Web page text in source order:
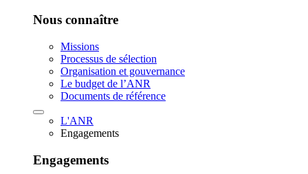
Nous connaître
Missions
Processus de sélection
Organisation et gouvernance
Le budget de l’ANR
Documents de référence
L'ANR
Engagements
Engagements